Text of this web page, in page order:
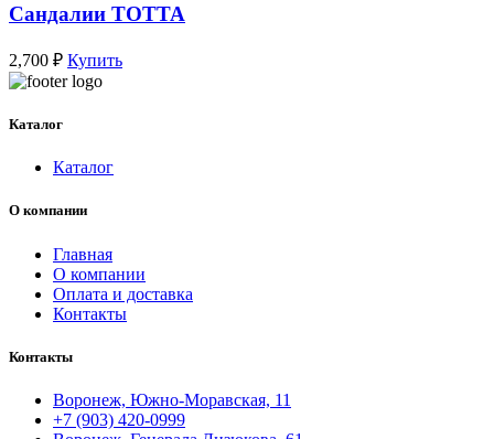
Сандалии ТОТТА
2,700 ₽ Купить
Каталог
Каталог
О компании
Главная
О компании
Оплата и доставка
Контакты
Контакты
Воронеж, Южно-Моравская, 11
+7 (903) 420-0999